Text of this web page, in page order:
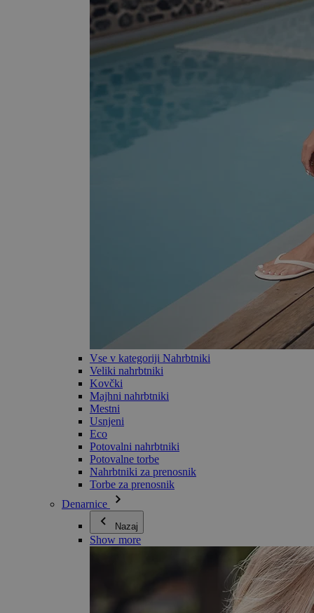
Vse v kategoriji Nahrbtniki
Veliki nahrbtniki
Kovčki
Majhni nahrbtniki
Mestni
Usnjeni
Eco
Potovalni nahrbtniki
Potovalne torbe
Nahrbtniki za prenosnik
Torbe za prenosnik
Denarnice
Nazaj
Show more